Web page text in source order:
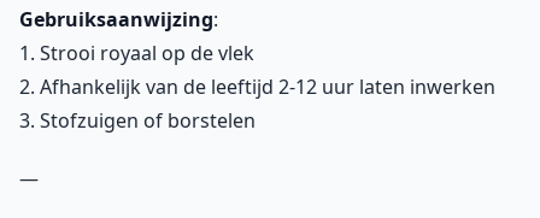
Gebruiksaanwijzing:
1. Strooi royaal op de vlek
2. Afhankelijk van de leeftijd 2-12 uur laten inwerken
3. Stofzuigen of borstelen
—